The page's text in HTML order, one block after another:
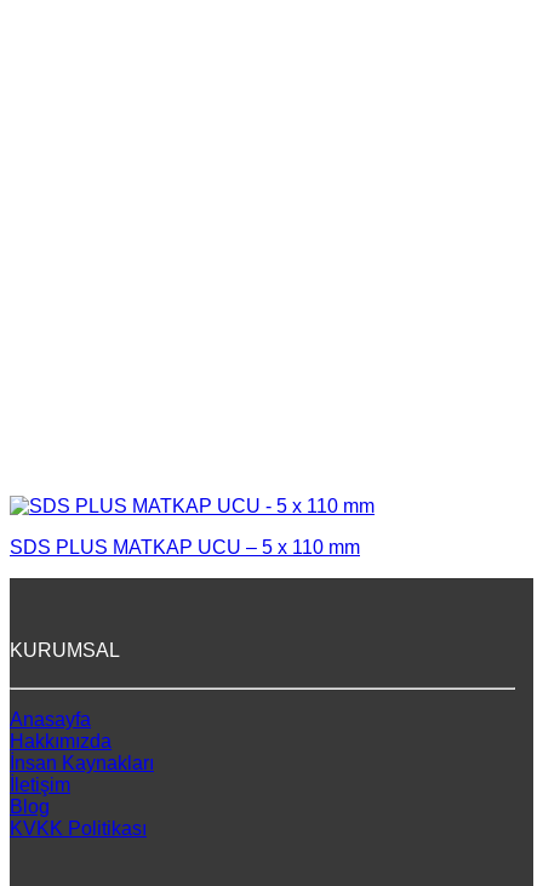
SDS PLUS MATKAP UCU – 5 x 110 mm
KURUMSAL
Anasayfa
Hakkımızda
İnsan Kaynakları
İletişim
Blog
KVKK Politikası